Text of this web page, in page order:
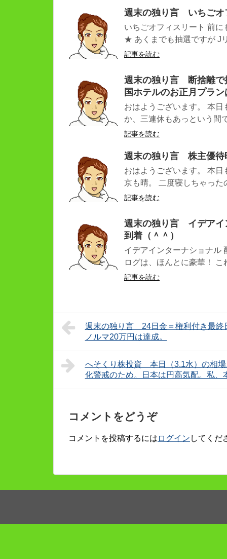
週末の独り言 いちごオ
いちごオフィスリート 前
★ あくまでも抽選ですが J
記事を読む
週末の独り言 断捨離で
国ホテルのお正月プラ
おはようございます。 本
か、三連休もあっという間
記事を読む
週末の独り言 株主優待
おはようございます。 本
京も晴。 二度寝しちゃった
記事を読む
週末の独り言 イデアイ
到着（＾＾）
イデアインターナショナル
ログは、ほんとに豪華！ こ
記事を読む
週末の独り言 24日金＝権利付き最終
ノルマ20万円は達成。
へそくり株投資 本日（3.1水）の相
化警戒のため。日本は円高気配。私、
コメントをどうぞ
コメントを投稿するには ログイン してくだ